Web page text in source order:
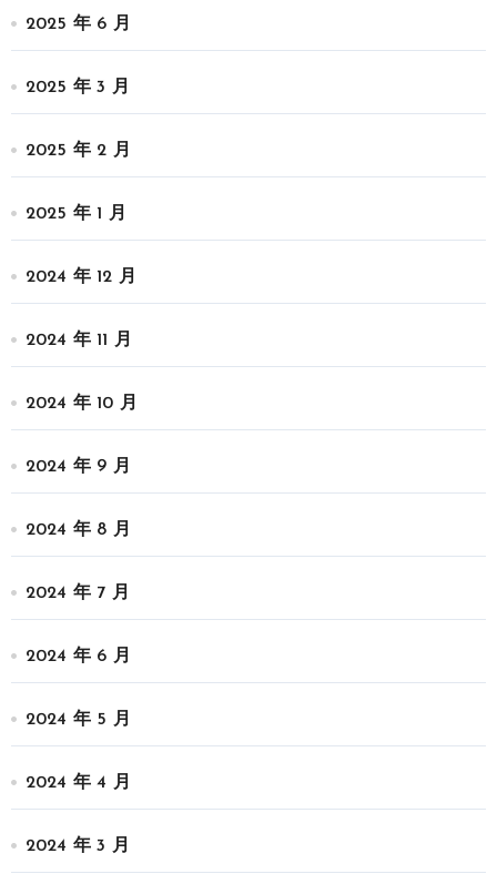
2025 年 6 月
2025 年 3 月
2025 年 2 月
2025 年 1 月
2024 年 12 月
2024 年 11 月
2024 年 10 月
2024 年 9 月
2024 年 8 月
2024 年 7 月
2024 年 6 月
2024 年 5 月
2024 年 4 月
2024 年 3 月